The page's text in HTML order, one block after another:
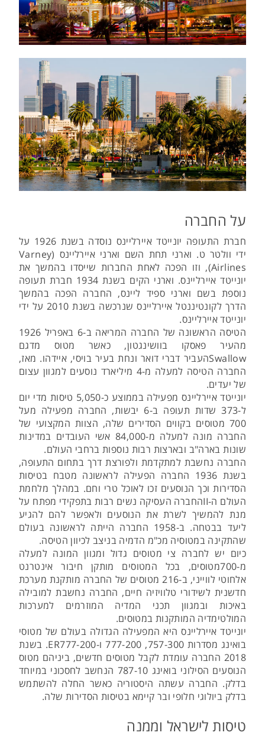
על החברה
חברת התעופה יונייטד איירליינס נוסדה בשנת 1926 על
ידי וולטר ט. וארני תחת השם וארני איירליינס (Varney
Airlines), וזו הפכה לאחת החברות שייסדו בהמשך את
יונייטד איירליינס. וארני הקים בשנת 1934 חברת תעופה
נוספת בשם וארני ספיד ליינס, החברה הפכה בהמשך
הדרך לקונטיננטל איירליינס שנרכשה בשנת 2010 על ידי
יונייטד איירליינס.
הטיסה הראשונה של החברה המריאה ב-6 באפריל 1926
מהעיר פאסקו בוושינגטון, כאשר מטוס מדגם
Swallowהעביר דברי דואר ונחת בעיר בויסי, איידהו. מאז,
החברה הטיסה למעלה מ-4 מיליארד נוסעים למגוון עצום
של יעדים.
יונייטד איירליינס מפעילה בממוצע כ-5,050 טיסות מדי יום
ל-373 שדות תעופה ב-6 יבשות, החברה מפעילה מעל
700 מטוסים בקווים הסדירים שלה, הצוות המקצועי של
החברה מונה למעלה מ-84,000 אשי העובדים במדינות
שונות בארה"ב ובארצות רבות נוספות ברחבי העולם.
החברה נחשבת למתקדמת ולפורצת דרך בתחום התעופה,
בשנת 1936 החברה הפעילה לראשונה מטבח בטיסות
הסדירות וכך הנוסעים זכו לאוכל טרי וחם. במהלך מלחמת
העולם ה-IIהחברה העסיקה נשים רבות בתפקידי מפתח על
מנת להמשיך לשרת את הנוסעים ולאפשר להם להגיע
ליעד בבטחה. ב-1958 החברה הייתה לראשונה בעולם
שהתקינה במטוסיה מכ"מ הדמיה בניצב לכיוון הטיסה.
כיום יש לחברה צי מטוסים גדול ומגוון המונה למעלה
מ-700מטוסים, בכל המטוסים מותקן חיבור אינטרנט
אלחוטי לווייני, ב-216 מטוסים של החברה מותקנת מערכת
חדשנית לשידורי טלוויזיה חיים, החברה נחשבת למובילה
באיכות ובמגוון תכני המדיה המוזרמים למערכות
המולטימדיה המותקנות במטוסים.
יונייטד איירליינס היא המפעילה הגדולה בעולם של מטוסי
בואינג מסדרות 757-300, 777-200 ו-ER777-200. בשנת
2018 החברה עומדת לקבל מטוסים חדשים, ביניהם מטוס
הנוסעים הסילוני בואינג 787-10 הנחשב לחסכוני במיוחד
בדלק. החברה עשתה היסטוריה כאשר החלה להשתמש
בדלק ביולוגי חלופי ובר קיימא בטיסות הסדירות שלה.
טיסות לישראל וממנה